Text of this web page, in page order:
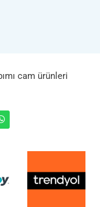
cam ürünleri